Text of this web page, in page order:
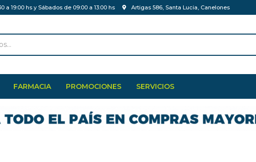
FARMACIA PROMOCIONES SERVICIOS
a 19:00 hs y Sábados de 09:00 a 13:00 hs Artigas 586, Santa Lucia, Canelones